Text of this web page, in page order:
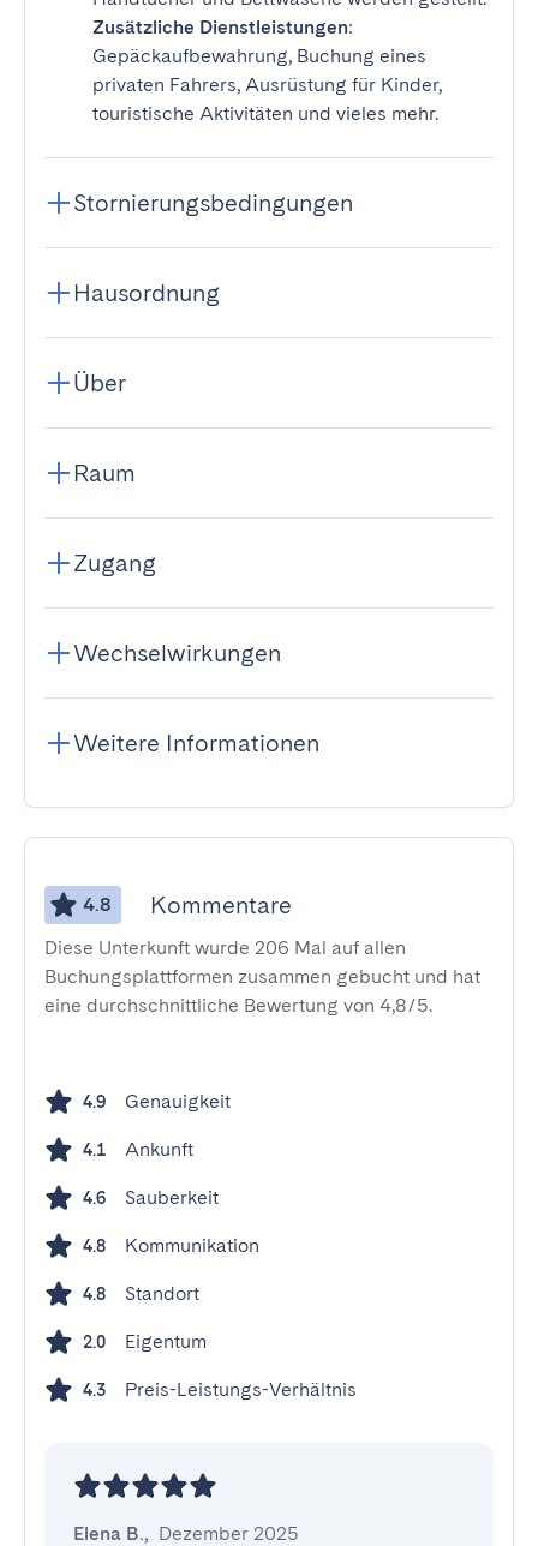
Zusätzliche Dienstleistungen:
Gepäckaufbewahrung, Buchung eines
privaten Fahrers, Ausrüstung für Kinder,
touristische Aktivitäten und vieles mehr.
Stornierungsbedingungen
Hausordnung
Über
Raum
Zugang
Wechselwirkungen
Weitere Informationen
4.8 Kommentare
Diese Unterkunft wurde 206 Mal auf allen
Buchungsplattformen zusammen gebucht und hat
eine durchschnittliche Bewertung von 4,8/5.
4.9 Genauigkeit
4.1 Ankunft
4.6 Sauberkeit
4.8 Kommunikation
4.8 Standort
2.0 Eigentum
4.3 Preis-Leistungs-Verhältnis
Elena B., Dezember 2025